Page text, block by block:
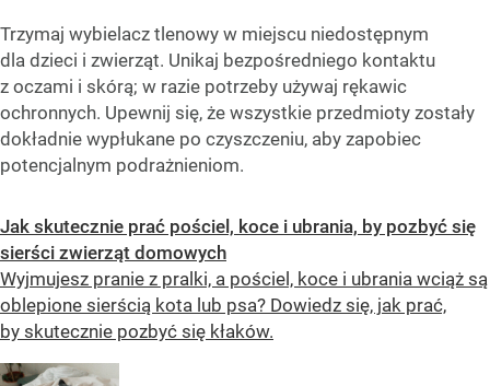
Trzymaj wybielacz tlenowy w miejscu niedostępnym
dla dzieci i zwierząt. Unikaj bezpośredniego kontaktu
z oczami i skórą; w razie potrzeby używaj rękawic
ochronnych. Upewnij się, że wszystkie przedmioty zostały
dokładnie wypłukane po czyszczeniu, aby zapobiec
potencjalnym podrażnieniom.
Jak skutecznie prać pościel, koce i ubrania, by pozbyć się
sierści zwierząt domowych
Wyjmujesz pranie z pralki, a pościel, koce i ubrania wciąż są
oblepione sierścią kota lub psa? Dowiedz się, jak prać,
by skutecznie pozbyć się kłaków.